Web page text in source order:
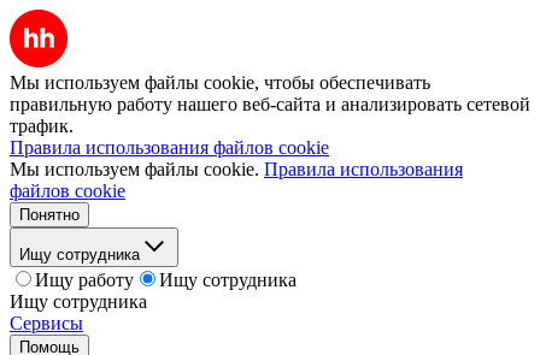
Мы используем файлы cookie, чтобы обеспечивать
правильную работу нашего веб-сайта и анализировать сетевой
трафик.
Правила использования файлов cookie
Мы используем файлы cookie. Правила использования
файлов cookie
Понятно
Ищу сотрудника
Ищу работу
Ищу сотрудника
Ищу сотрудника
Сервисы
Помощь